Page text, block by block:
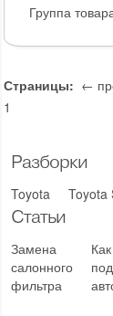
Разборки
Toyota Toyota
Статьи
Замена
салонного
фильтра
Группа
Страницы: ←
1